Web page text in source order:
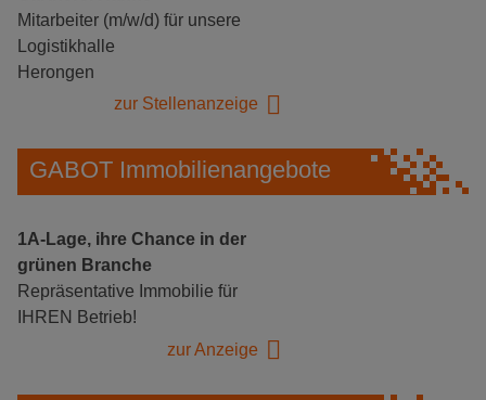
Mitarbeiter (m/w/d) für unsere
Logistikhalle
Herongen
zur Stellenanzeige
GABOT Immobilienangebote
1A-Lage, ihre Chance in der
grünen Branche
Repräsentative Immobilie für
IHREN Betrieb!
zur Anzeige